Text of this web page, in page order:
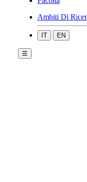
Ambiti Di
IT EN
☰